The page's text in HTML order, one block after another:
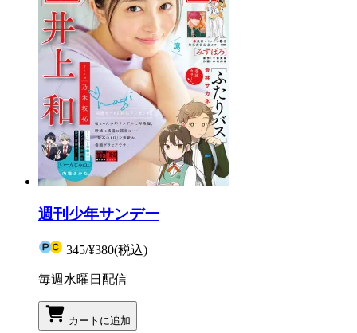
週刊少年サンデー
345/¥380(税込)
毎週水曜日配信
カートに追加